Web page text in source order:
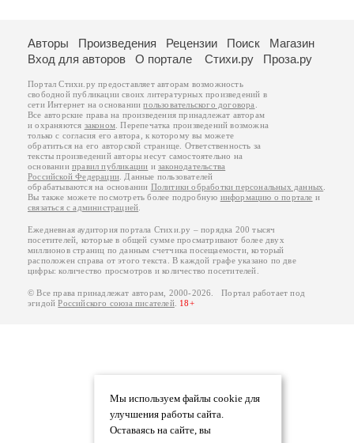
Мы используем файлы cookie для
улучшения работы сайта.
Оставаясь на сайте, вы
Авторы Произведения Рецензии Поиск
Магазин
Вход для авторов
О портале Стихи.ру Проза.ру
Портал Стихи.ру предоставляет авторам возможность
свободной публикации своих литературных произведений в
сети Интернет на основаниипользовательского договора
Все авторские права на произведения принадлежат авторам
и охраняются законом . Перепечатка произведений возможна
только с согласия его автора, к которому вы можете
обратиться на его авторской странице. Ответственность за
тексты произведений авторы несут самостоятельно на
основанииправил публикации изаконодательства
Российской Федерации . Данные пользователей
обрабатываются на основании Политики обработки персональных данных
Вы также можете посмотреть более подробную информацию о портале и
связаться с администрацией
Ежедневная аудитория портала Стихи.ру – порядка 200 тысяч
посетителей, которые в общей сумме просматривают более двух
миллионов страниц по данным счетчика посещаемости, который
расположен справа от этого текста. В каждой графе указано по две
цифры: количество просмотров и количество посетителей.
© Все права принадлежат авторам, 2000-2026. Портал работает под
эгидойРоссийского союза писателей. 18+